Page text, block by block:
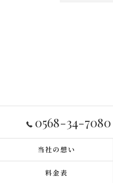
0568-34-7080
当社の想い
料金表